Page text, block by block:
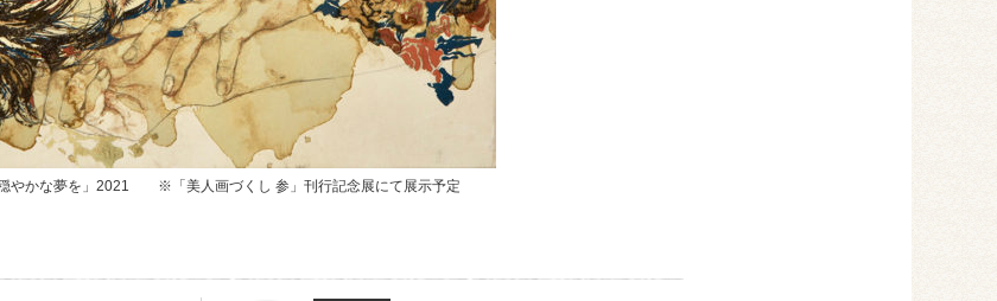
やかな夢を」2021 ※「美人画づくし 参」刊行記念展にて展示予定